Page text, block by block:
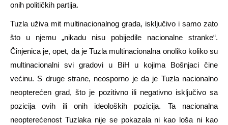
onih političkih partija.
Tuzla uživa mit multinacionalnog grada, isključivo i samo zato
što u njemu „nikadu nisu pobijedile nacionalne stranke“.
Činjenica je, opet, da je Tuzla multinacionalna onoliko koliko su
multinacionalni svi gradovi u BiH u kojima Bošnjaci čine
većinu. S druge strane, neosporno je da je Tuzla nacionalno
neopterećen grad, što je pozitivno ili negativno isključivo sa
pozicija ovih ili onih ideoloških pozicija. Ta nacionalna
neopterećenost Tuzlaka nije se pokazala ni kao loša ni kao